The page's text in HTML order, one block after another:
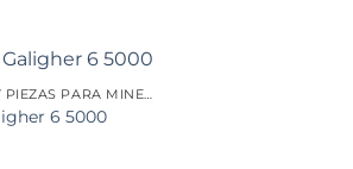
6 5000